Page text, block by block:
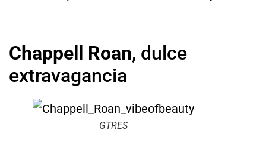
Chappell Roan, dulce
extravagancia
GTRES